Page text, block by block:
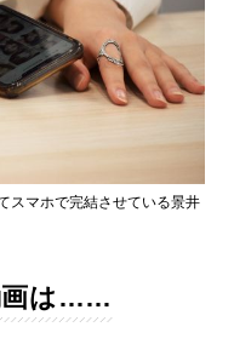
スマホで完結させている景井
画は……